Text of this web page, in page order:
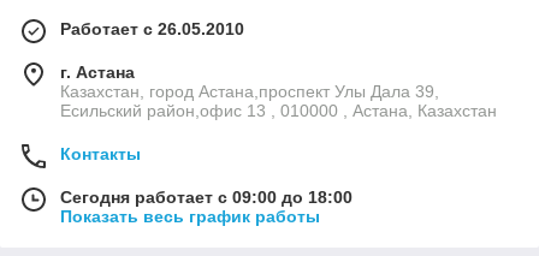
Работает с 26.05.2010
г. Астана
Казахстан, город Астана,проспект Улы Дала 39,
Есильский район,офис 13 , 010000 , Астана, Казахстан
Контакты
Сегодня работает с 09:00 до 18:00
Показать весь график работы